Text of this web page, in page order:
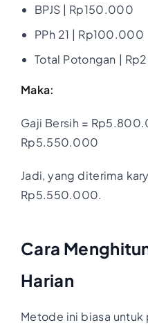
BPJS | Rp150.000
PPh 21 | Rp100.000
Total Potongan |
Maka:
Gaji Bersih =
Rp5.550.000
Jadi, yang diterima
Rp5.550.000.
Cara
Harian
Metode ini biasa untuk